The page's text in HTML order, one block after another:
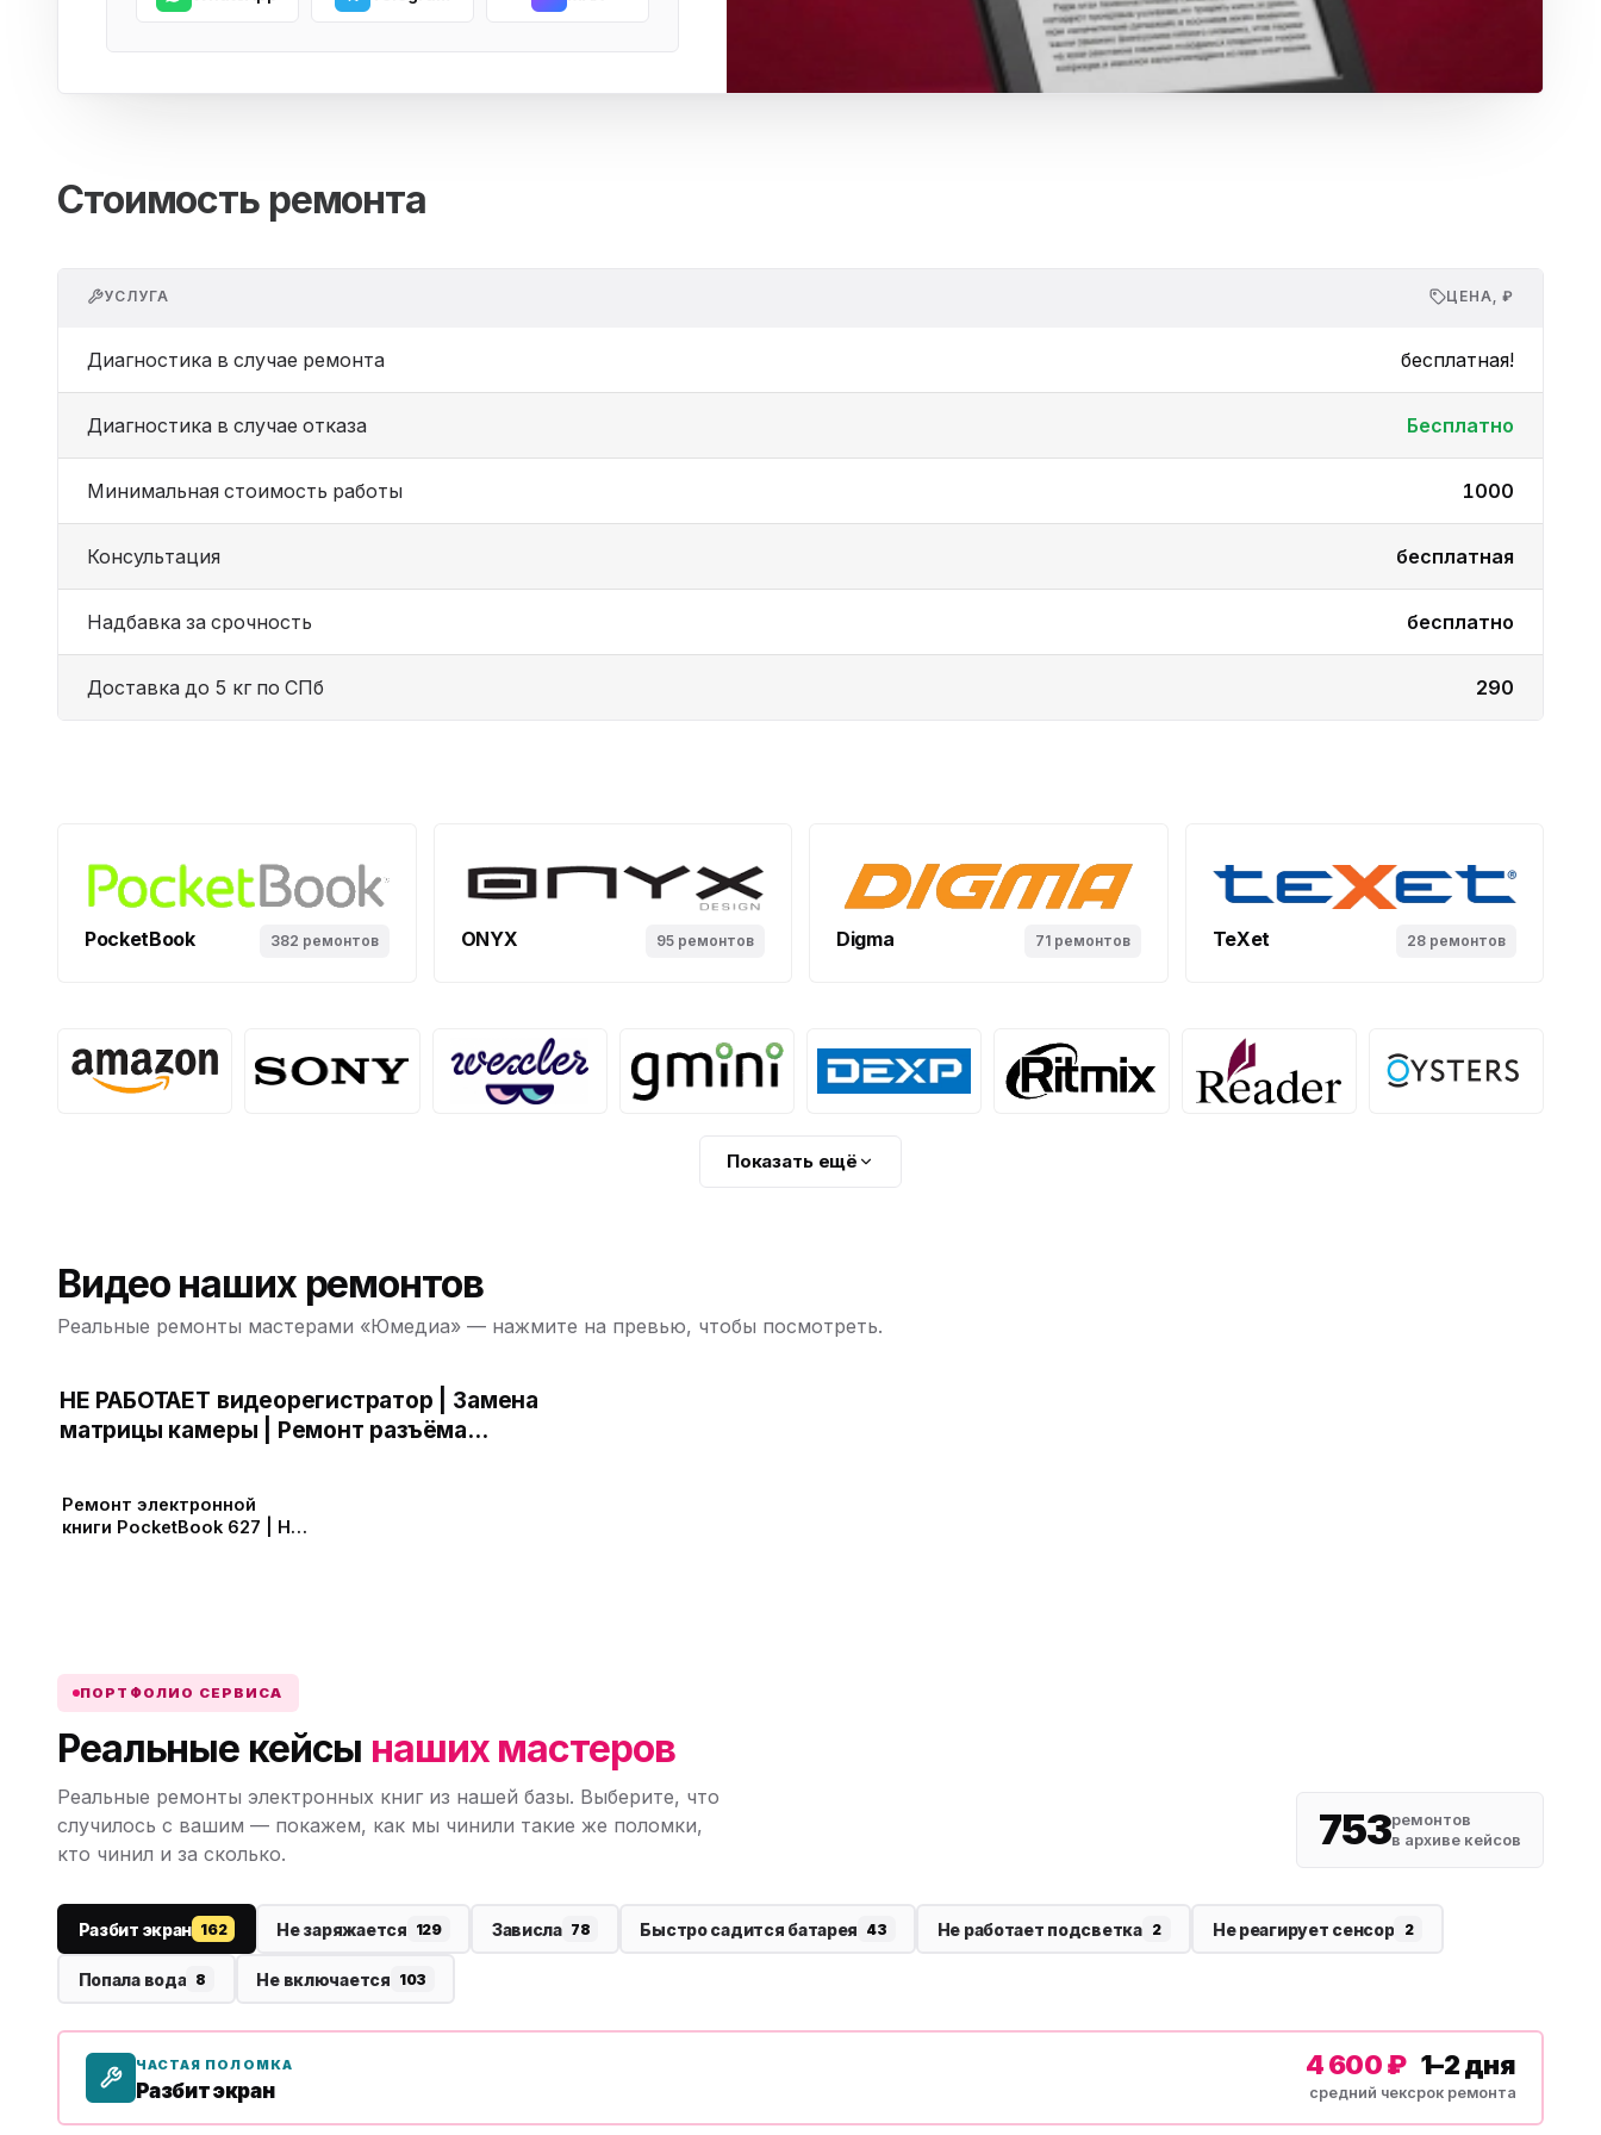
Стоимость ремонта
УСЛУГА ЦЕНА, ₽
Диагностика в случае ремонта бесплатная!
Диагностика в случае отказа Бесплатно
Минимальная стоимость работы 1000
Консультация бесплатная
Надбавка за срочность бесплатно
Доставка до 5 кг по СПб 290
PocketBook 382 ремонтов ONYX 95 ремонтов Digma 71 ремонтов TeXet 28 ремонтов
Показать ещё
Видео наших ремонтов
Реальные ремонты мастерами «Юмедиа» — нажмите на превью, чтобы посмотреть.
НЕ РАБОТАЕТ видеорегистратор | Замена
матрицы камеры | Ремонт разъёма
Ремонт электронной
книги PocketBook 627 | Не
ПОРТФОЛИО СЕРВИСА
Реальные кейсы наших мастеров
Реальные ремонты электронных книг из нашей базы. Выберите, что
случилось с вашим — покажем, как мы чинили такие же поломки,
кто чинил и за сколько.
753ремонтов
в архиве кейсов
Разбит экран 162 Не заряжается 129 Зависла 78 Быстро садится батарея 43 Не работает подсветка 2 Не реагирует сенсор 2
Попала вода 8 Не включается 103
ЧАСТАЯ ПОЛОМКА
Разбит экран
4 600 ₽
средний чек
1–2 дня
срок ремонта